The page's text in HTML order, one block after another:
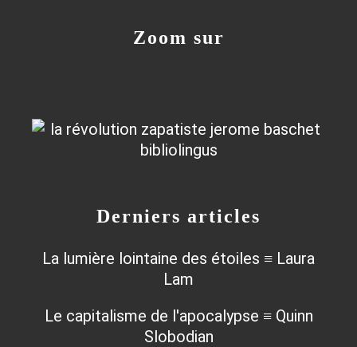
Derniers articles
La lumière lointaine des étoiles ≡ Laura
Lam
Le capitalisme de l'apocalypse ≡ Quinn
Slobodian
Zoom sur